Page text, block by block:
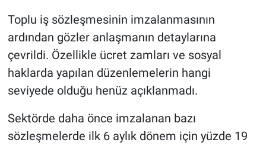
Toplu iş sözleşmesinin imzalanmasının
ardından gözler anlaşmanın detaylarına
çevrildi. Özellikle ücret zamları ve sosyal
haklarda yapılan düzenlemelerin hangi
seviyede olduğu henüz açıklanmadı.
Sektörde daha önce imzalanan bazı
sözleşmelerde ilk 6 aylık dönem için yüzde 19